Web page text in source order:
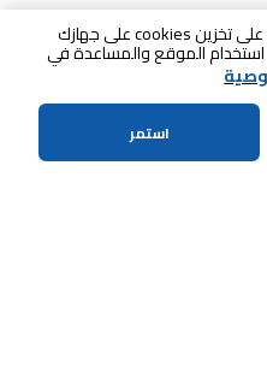
بالنقر فوق «متابعة»، فإنك توافق على تخزين cookies على جهازك
الموقع والمساعدة في
استمر
الملف الشخصي سلة التسوق